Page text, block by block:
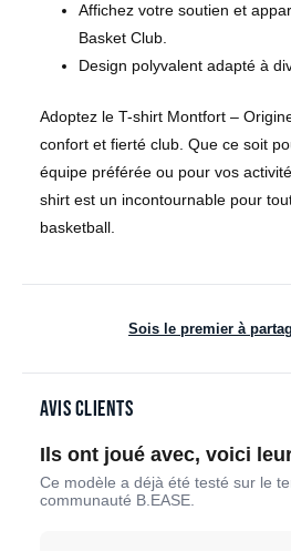
Affichez votre soutien et
Basket Club.
Design polyvalent adapté à
Adoptez le T-shirt Montfort –
confort et fierté club. Que ce soit
équipe préférée ou pour vos
shirt est un incontournable pour
basketball.
Sois le premier à
Avis clients
Ils ont joué avec, voici
Ce modèle a déjà été testé sur le
communauté B.EASE.